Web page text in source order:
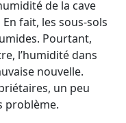
de la cave
fait, les sous-sols
Pourtant,
l’humidité dans
nouvelle.
un peu
problème.